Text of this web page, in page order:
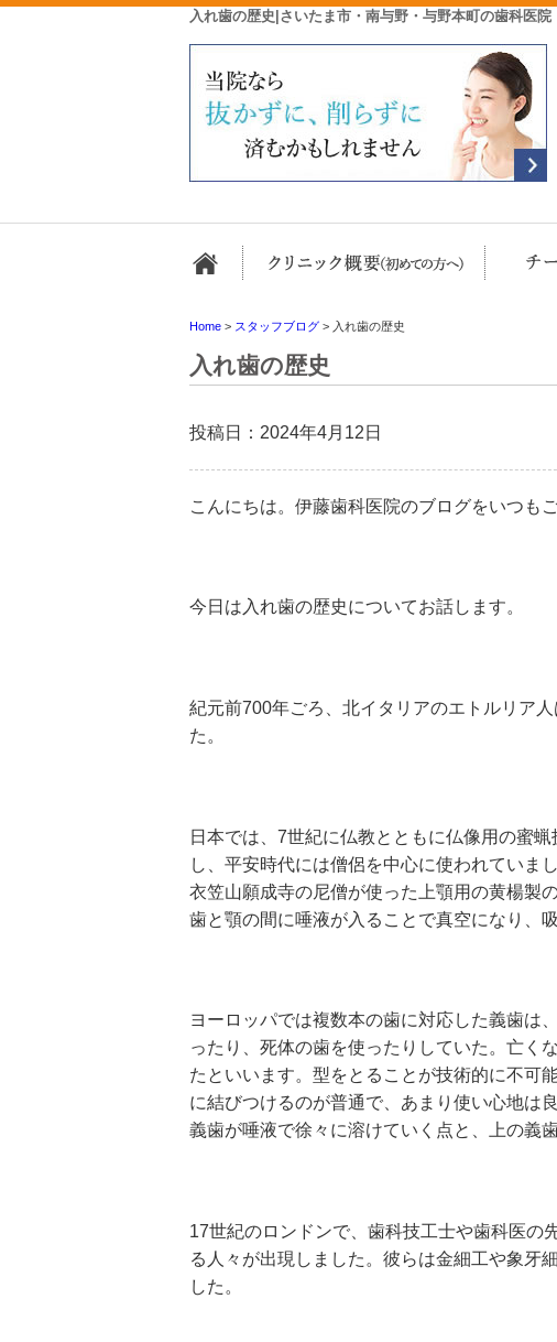
入れ歯の歴史|さいたま市・南与野・与野本町の歯科医院
ホーム クリニ
Home > スタッフブログ > 入れ歯の歴史
入れ歯の歴史
投稿日：2024年4月12日
こんにちは。伊藤歯科医院のブログをいつも
今日は入れ歯の歴史についてお話します。
紀元前700年ごろ、北イタリアのエトルリア
た。
日本では、 7世紀に仏教とともに仏像用の蜜
し、平安時代には僧侶を中心に使われていま
衣笠山願成寺の尼僧が使った上顎用の黄楊製
歯と顎の間に唾液が入ることで真空になり、
ヨーロッパでは複数本の歯に対応した義歯は、
ったり、死体の歯を使ったりしていた。亡く
たといいます。型をとることが技術的に不可
に結びつけるのが普通で、あまり使い心地は
義歯が唾液で徐々に溶けていく点と、上の義
17世紀のロンドンで、歯科技工士や歯科医の
る人々が出現しました。彼らは金細工や象牙
した。